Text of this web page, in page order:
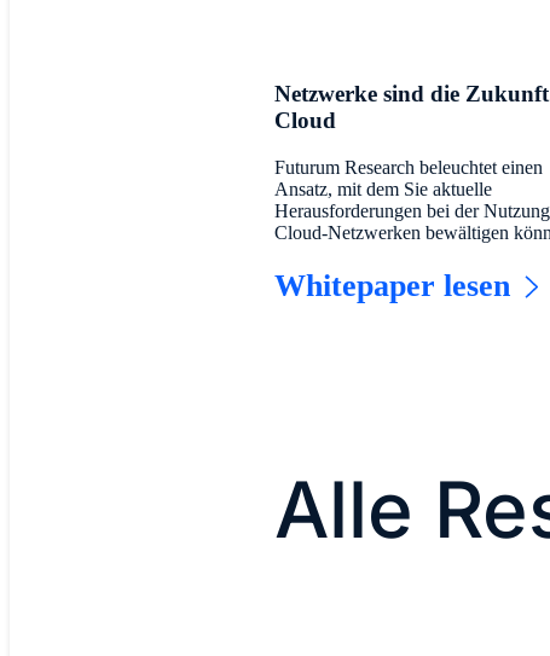
Netzwerke sind die
Cloud
Futurum Research beleuchtet einen
Ansatz, mit dem Sie aktuelle
Herausforderungen bei der
Cloud-Netzwerken bewältigen
Whitepaper lesen
Alle